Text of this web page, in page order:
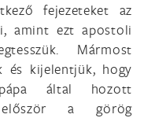
fejezeteket az
amint ezt apostoli
Mármost
és kijelentjük, hogy
által hozott
először a görög